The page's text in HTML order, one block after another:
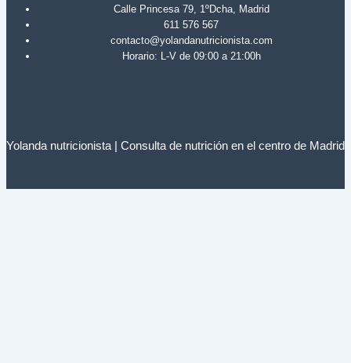
Calle Princesa 79, 1ºDcha, Madrid
611 576 567
contacto@yolandanutricionista.com
Horario: L-V de 09:00 a 21:00h
Yolanda nutricionista | Consulta de nutrición en el centro de Madrid